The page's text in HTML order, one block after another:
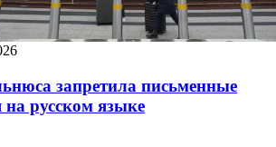
запретила письменные
русском языке